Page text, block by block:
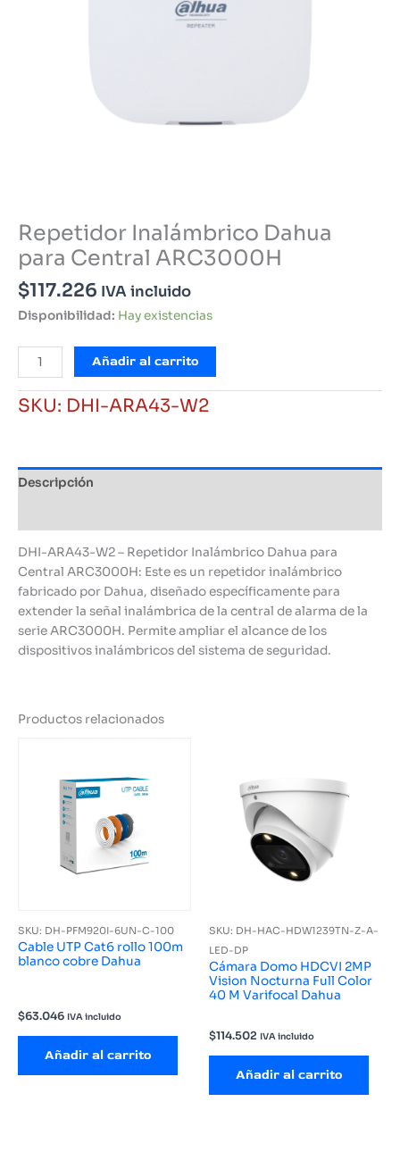
Repetidor Inalámbrico Dahua
para Central ARC3000H
$117.226 IVA incluido
Disponibilidad: Hay existencias
Repetidor
Inalámbrico
Dahua
para
cantidad
Añadir al carrito
SKU: DHI-ARA43-W2
Descripción
DHI-ARA43-W2 – Repetidor Inalámbrico Dahua para
Central ARC3000H: Este es un repetidor inalámbrico
fabricado por Dahua, diseñado específicamente para
extender la señal inalámbrica de la central de alarma de la
serie ARC3000H. Permite ampliar el alcance de los
dispositivos inalámbricos del sistema de seguridad.
Productos relacionados
SKU: DH-PFM920I-6UN-C-100
Cable UTP Cat6 rollo 100m
blanco cobre Dahua
$63.046 IVA incluido
Añadir al carrito
SKU: DH-HAC-HDW1239TN-Z-A-
LED-DP
Cámara Domo HDCVI 2MP
Vision Nocturna Full Color
40 M Varifocal Dahua
$114.502 IVA incluido
Añadir al carrito